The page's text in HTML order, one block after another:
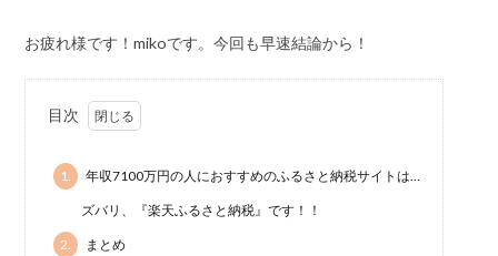
お疲れ様です！mikoです。今回も早速結論から！
目次
1. 年収7100万円の人におすすめのふるさと納税サイトは…
ズバリ、『楽天ふるさと納税』です！！
2. まとめ